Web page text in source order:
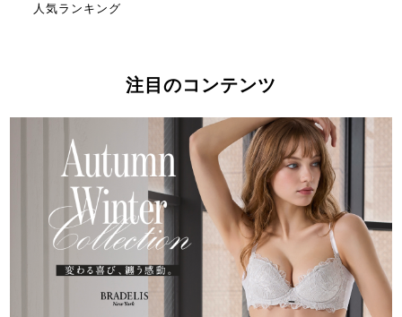
人気ランキング
注目のコンテンツ